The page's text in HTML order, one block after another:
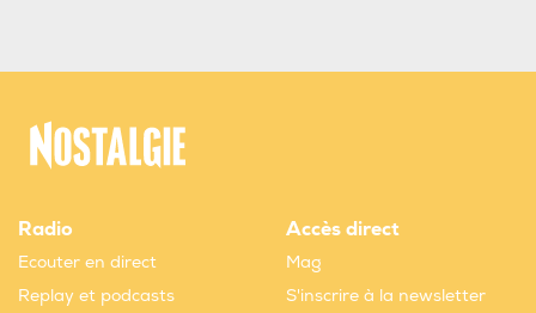
Radio
Ecouter en direct
Replay et podcasts
Accès direct
Mag
S'inscrire à la newsletter